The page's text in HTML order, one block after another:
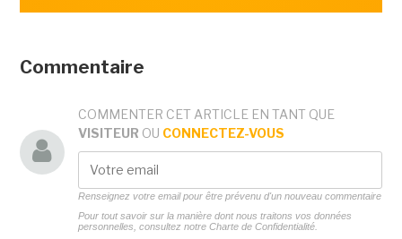
Commentaire
COMMENTER CET ARTICLE EN TANT QUE
VISITEUR OU CONNECTEZ-VOUS
Renseignez votre email pour être prévenu d'un nouveau commentaire
Pour tout savoir sur la manière dont nous traitons vos données
personnelles, consultez notre Charte de Confidentialité.